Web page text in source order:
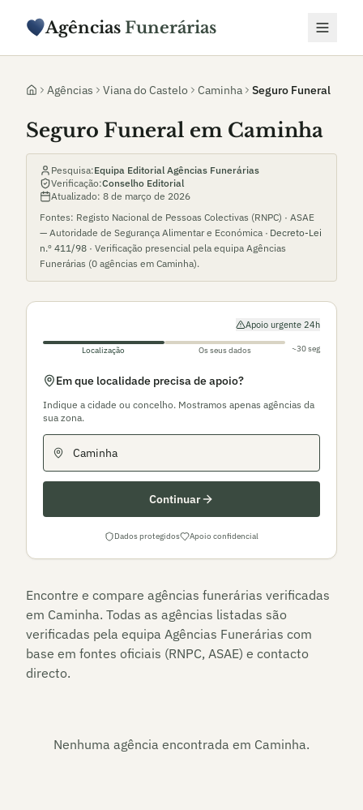
Agências Funerárias
Agências Viana do Castelo Caminha Seguro Funeral
Seguro Funeral em Caminha
Pesquisa:Equipa Editorial Agências Funerárias
Verificação:Conselho Editorial
Atualizado: 8 de março de 2026
Fontes: Registo Nacional de Pessoas Colectivas (RNPC) · ASAE
— Autoridade de Segurança Alimentar e Económica · Decreto-Lei
n.º 411/98 · Verificação presencial pela equipa Agências
Funerárias (0 agências em Caminha).
Apoio urgente 24h
Localização Os seus dados ~30 seg
Em que localidade precisa de apoio?
Indique a cidade ou concelho. Mostramos apenas agências da
sua zona.
Continuar
Dados protegidos Apoio confidencial
Encontre e compare agências funerárias verificadas
em Caminha. Todas as agências listadas são
verificadas pela equipa Agências Funerárias com
base em fontes oficiais (RNPC, ASAE) e contacto
directo.
Nenhuma agência encontrada em Caminha.